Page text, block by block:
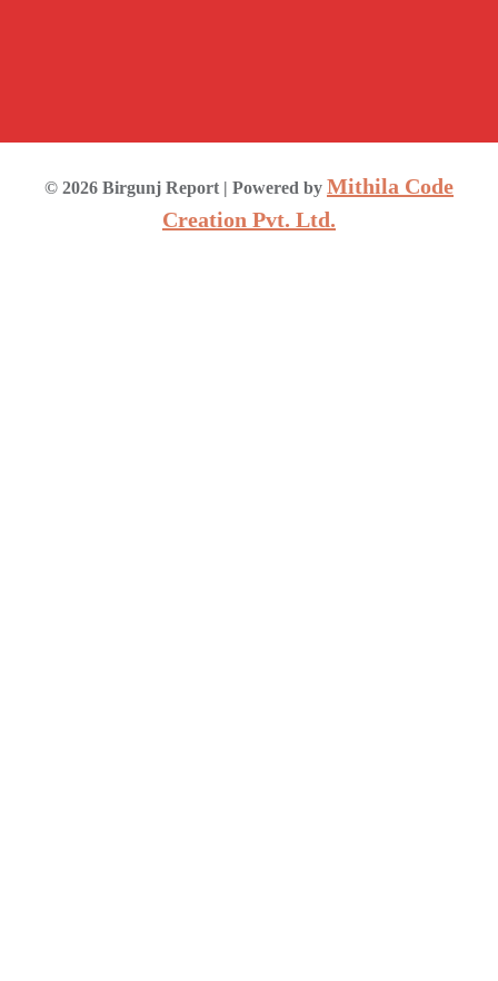
© 2026 Birgunj Report | Powered by Mithila Code
Creation Pvt. Ltd.